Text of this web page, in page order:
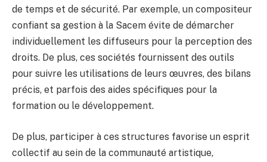
de temps et de sécurité. Par exemple, un compositeur
confiant sa gestion à la Sacem évite de démarcher
individuellement les diffuseurs pour la perception des
droits. De plus, ces sociétés fournissent des outils
pour suivre les utilisations de leurs œuvres, des bilans
précis, et parfois des aides spécifiques pour la
formation ou le développement.
De plus, participer à ces structures favorise un esprit
collectif au sein de la communauté artistique,